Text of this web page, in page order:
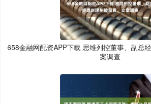
658金融网配资APP下载 思维列控董事、副总
案调查